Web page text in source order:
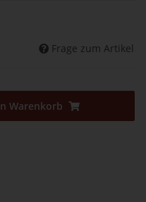
Frage zum Artikel
Warenkorb